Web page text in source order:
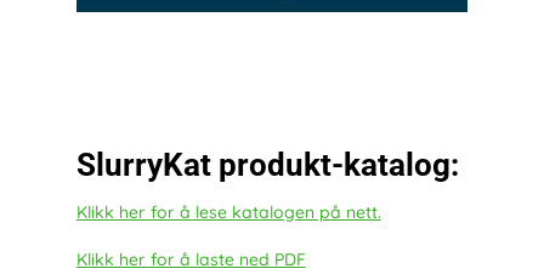
SlurryKat produkt-katalog:
Klikk her for å lese katalogen på nett.
Klikk her for å laste ned PDF